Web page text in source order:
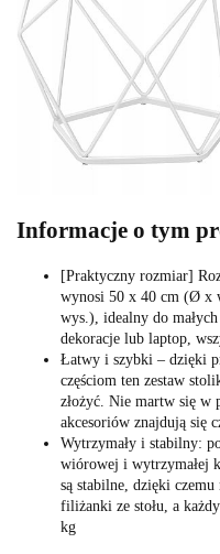
Informacje o tym
[Praktyczny rozmiar]
wynosi 50 x 40 cm (Ø x
wys.), idealny do
dekoracje lub laptop,
Łatwy i szybki – dzięki
częściom ten zestaw
złożyć. Nie martw się w
akcesoriów znajdują się
Wytrzymały i stabilny:
wiórowej i wytrzymałej
są stabilne, dzięki
filiżanki ze stołu, a
kg